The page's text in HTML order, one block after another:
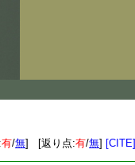
有/無] [返り点:有/無] [CITE]